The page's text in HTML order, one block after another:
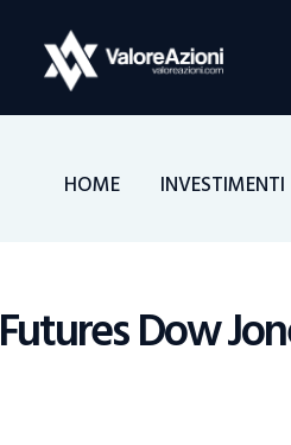
HOME INVESTIMENTI
Futures Dow